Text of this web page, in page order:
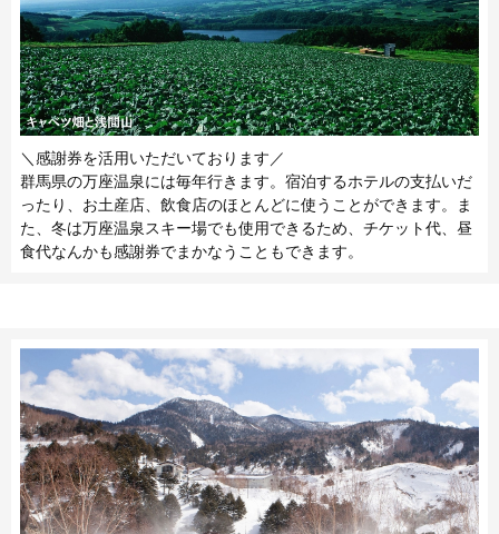
＼感謝券を活用いただいております／
群馬県の万座温泉には毎年行きます。宿泊するホテルの支払いだ
ったり、お土産店、飲食店のほとんどに使うことができます。ま
た、冬は万座温泉スキー場でも使用できるため、チケット代、昼
食代なんかも感謝券でまかなうこともできます。